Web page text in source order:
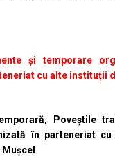
și temporare
cu alte instituții
Poveștile
în parteneriat cu